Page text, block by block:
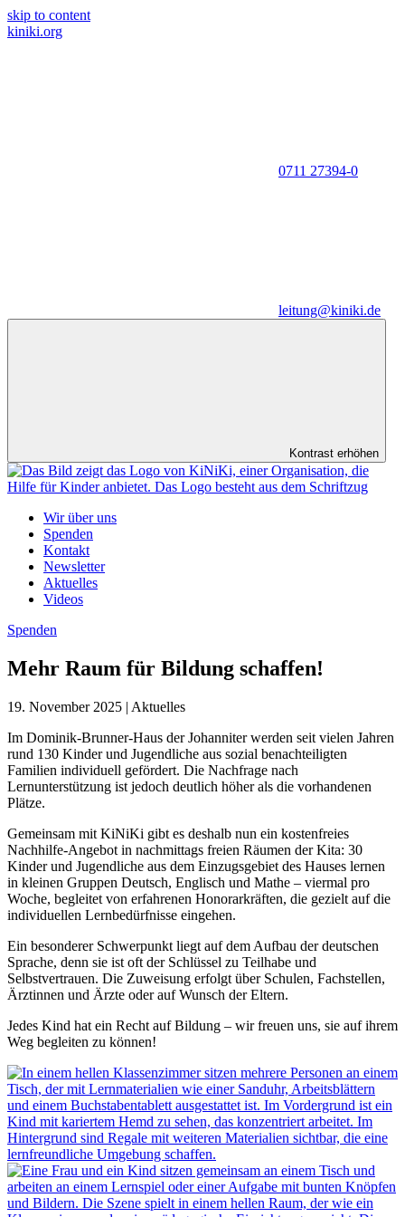
skip to content
kiniki.org
0711 27394-0
leitung@kiniki.de
Kontrast erhöhen
Wir über uns
Spenden
Kontakt
Newsletter
Aktuelles
Videos
Spenden
Mehr Raum für Bildung schaffen!
19. November 2025 | Aktuelles
Im Dominik-Brunner-Haus der Johanniter werden seit vielen Jahren
rund 130 Kinder und Jugendliche aus sozial benachteiligten
Familien individuell gefördert. Die Nachfrage nach
Lernunterstützung ist jedoch deutlich höher als die vorhandenen
Plätze.
Gemeinsam mit KiNiKi gibt es deshalb nun ein kostenfreies
Nachhilfe-Angebot in nachmittags freien Räumen der Kita: 30
Kinder und Jugendliche aus dem Einzugsgebiet des Hauses lernen
in kleinen Gruppen Deutsch, Englisch und Mathe – viermal pro
Woche, begleitet von erfahrenen Honorarkräften, die gezielt auf die
individuellen Lernbedürfnisse eingehen.
Ein besonderer Schwerpunkt liegt auf dem Aufbau der deutschen
Sprache, denn sie ist oft der Schlüssel zu Teilhabe und
Selbstvertrauen. Die Zuweisung erfolgt über Schulen, Fachstellen,
Ärztinnen und Ärzte oder auf Wunsch der Eltern.
Jedes Kind hat ein Recht auf Bildung – wir freuen uns, sie auf ihrem
Weg begleiten zu können!